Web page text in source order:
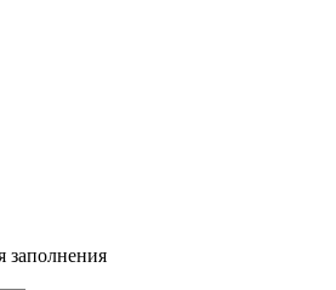
заполнения